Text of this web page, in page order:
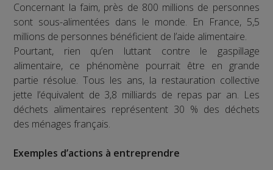
Concernant la faim, près de 800 millions de personnes
sont sous-alimentées dans le monde. En France, 5,5
millions de personnes bénéficient de l’aide alimentaire.
Pourtant, rien qu’en luttant contre le gaspillage
alimentaire, ce phénomène pourrait être en grande
partie résolue. Tous les ans, la restauration collective
jette l’équivalent de 3,8 milliards de repas par an. Les
déchets alimentaires représentent 30 % des déchets
des ménages français.
Exemples d’actions à entreprendre